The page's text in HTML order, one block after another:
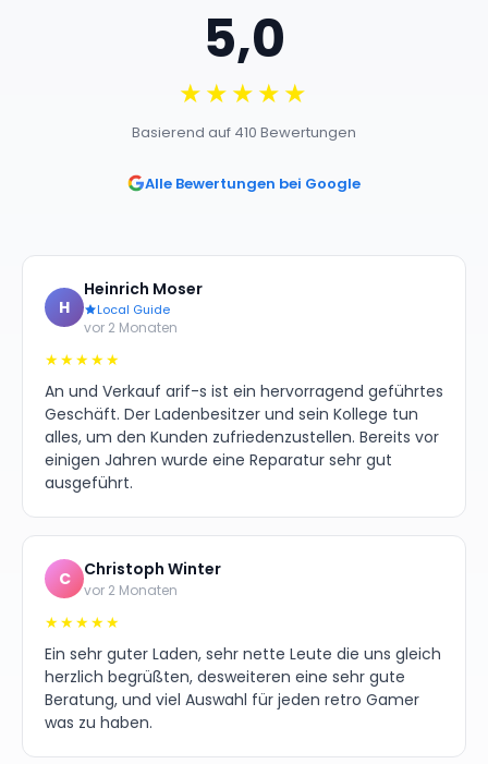
5,0
★★★★★
Basierend auf 410 Bewertungen
Alle Bewertungen bei Google
H
Heinrich Moser
Local Guide
vor 2 Monaten
★★★★★
An und Verkauf arif-s ist ein hervorragend geführtes
Geschäft. Der Ladenbesitzer und sein Kollege tun
alles, um den Kunden zufriedenzustellen. Bereits vor
einigen Jahren wurde eine Reparatur sehr gut
ausgeführt.
C Christoph Winter
vor 2 Monaten
★★★★★
Ein sehr guter Laden, sehr nette Leute die uns gleich
herzlich begrüßten, desweiteren eine sehr gute
Beratung, und viel Auswahl für jeden retro Gamer
was zu haben.